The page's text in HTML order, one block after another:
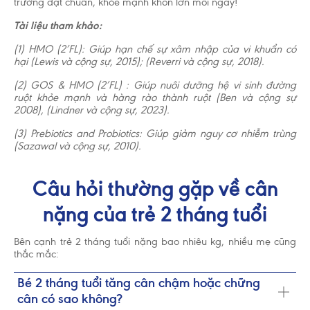
trưởng đạt chuẩn, khỏe mạnh khôn lớn mỗi ngày!
Tài liệu tham khảo:
(1) HMO (2’FL): Giúp hạn chế sự xâm nhập của vi khuẩn có
hại (Lewis và cộng sự, 2015); (Reverri và cộng sự, 2018).
(2) GOS & HMO (2’FL) : Giúp nuôi dưỡng hệ vi sinh đường
ruột khỏe mạnh và hàng rào thành ruột (Ben và cộng sự
2008), (Lindner và cộng sự, 2023).
(3) Prebiotics and Probiotics: Giúp giảm nguy cơ nhiễm trùng
(Sazawal và cộng sự, 2010).
Câu hỏi thường gặp về cân
nặng của trẻ 2 tháng tuổi
Bên cạnh trẻ 2 tháng tuổi nặng bao nhiêu kg, nhiều mẹ cũng
thắc mắc:
Bé 2 tháng tuổi tăng cân chậm hoặc chững
cân có sao không?